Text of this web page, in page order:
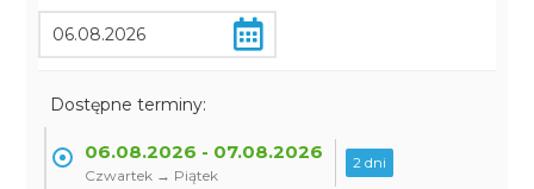
Dostępne terminy:
06.08.2026 - 07.08.2026
Czwartek → Piątek
2 dni